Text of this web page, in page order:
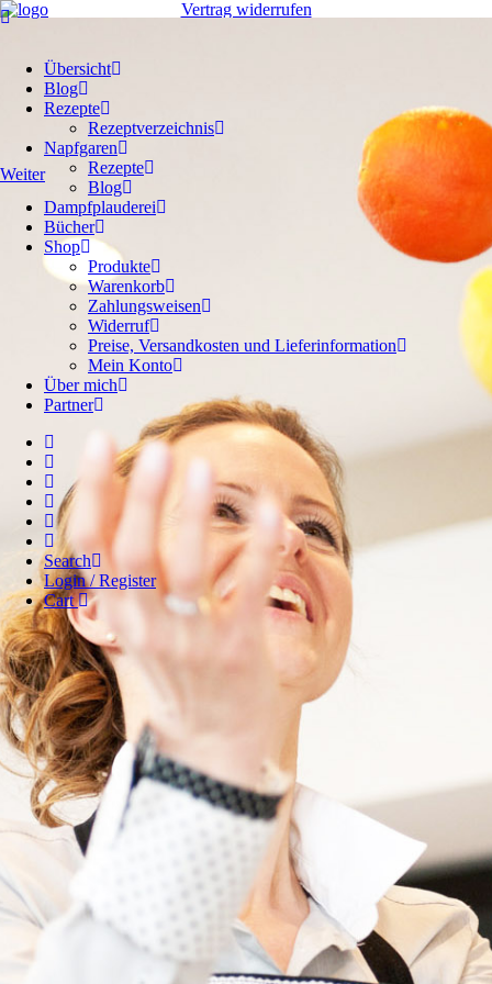
Übersicht
Blog
Rezepte
Rezeptverzeichnis
Napfgaren
Rezepte
Blog
Dampfplauderei
Bücher
Shop
Produkte
Warenkorb
Zahlungsweisen
Widerruf
Preise, Versandkosten und Lieferinformation
Mein Konto
Über mich
Partner
Search
Login / Register
Cart
Weiter
Vertrag widerrufen